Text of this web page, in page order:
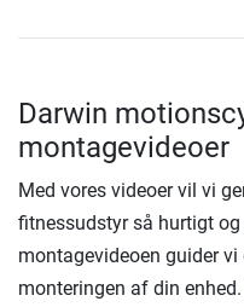
Darwin
montagevideoer
Med vores videoer vil vi
fitnessudstyr så hurtigt
montagevideoen guider
monteringen af ​​din